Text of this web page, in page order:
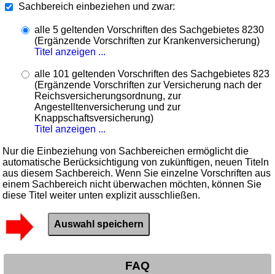
Sachbereich einbeziehen und zwar:
alle 5 geltenden Vorschriften des Sachgebietes 8230
(Ergänzende Vorschriften zur Krankenversicherung)
Titel anzeigen ...
alle 101 geltenden Vorschriften des Sachgebietes 823
(Ergänzende Vorschriften zur Versicherung nach der
Reichsversicherungsordnung, zur
Angestelltenversicherung und zur
Knappschaftsversicherung)
Titel anzeigen ...
Nur die Einbeziehung von Sachbereichen ermöglicht die
automatische Berücksichtigung von zukünftigen, neuen Titeln
aus diesem Sachbereich. Wenn Sie einzelne Vorschriften aus
einem Sachbereich nicht überwachen möchten, können Sie
diese Titel weiter unten explizit ausschließen.
FAQ